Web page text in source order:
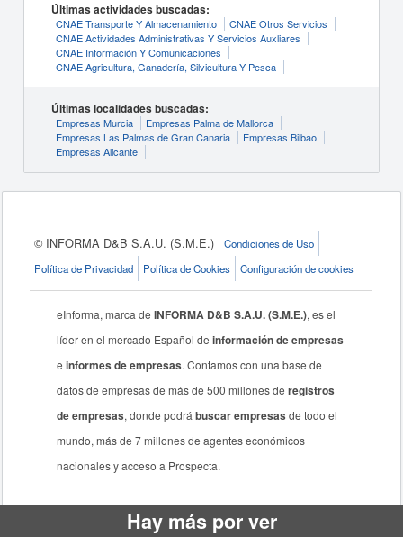
Últimas actividades buscadas:
CNAE Transporte Y Almacenamiento
CNAE Otros Servicios
CNAE Actividades Administrativas Y Servicios Auxliares
CNAE Información Y Comunicaciones
CNAE Agricultura, Ganadería, Silvicultura Y Pesca
Últimas localidades buscadas:
Empresas Murcia
Empresas Palma de Mallorca
Empresas Las Palmas de Gran Canaria
Empresas Bilbao
Empresas Alicante
© INFORMA D&B S.A.U. (S.M.E.)
Condiciones de Uso
Política de Privacidad
Política de Cookies Configuración de cookies
eInforma, marca deINFORMA D&B S.A.U. (S.M.E.), es el
líder en el mercado Español deinformación de empresas
einformes de empresas. Contamos con una base de
datos de empresas de más de 500 millones deregistros
de empresas, donde podrábuscar empresas de todo el
mundo, más de 7 millones de agentes económicos
nacionales y acceso a Prospecta.
Hay más por ver